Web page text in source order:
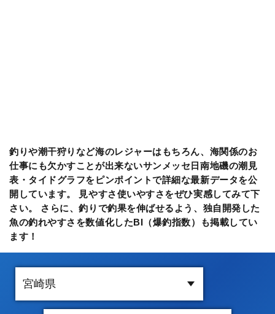
釣りや潮干狩りなど海のレジャーはもちろん、海関係のお
仕事にも欠かすことが出来ないサンメッセ日南地磯の潮見
表・タイドグラフをピンポイントで詳細な最新データを公
開しています。 見やすさ使いやすさをぜひ実感してみて下
さい。 さらに、釣りで釣果を伸ばせるよう、独自開発した
魚の釣れやすさを数値化したBI（爆釣指数）も掲載してい
ます！